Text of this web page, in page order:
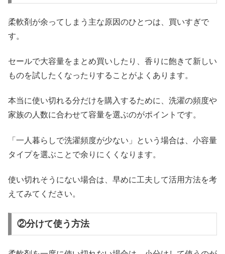
柔軟剤が余ってしまう主な原因のひとつは、買いすぎで
す。
セールで大容量をまとめ買いしたり、香りに飽きて新しい
ものを試したくなったりすることがよくあります。
本当に使い切れる分だけを購入するために、洗濯の頻度や
家族の人数に合わせて容量を選ぶのがポイントです。
「一人暮らしで洗濯頻度が少ない」という場合は、小容量
タイプを選ぶことで余りにくくなります。
使い切れそうにない場合は、早めに工夫して活用方法を考
えてみてください。
②分けて使う方法